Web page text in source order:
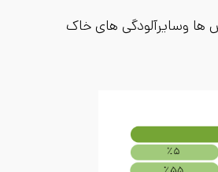
وسایرآلودگی های خاک